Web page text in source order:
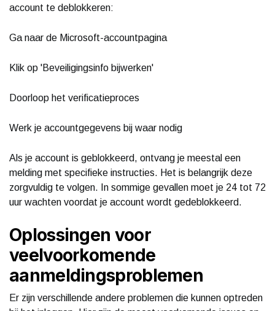
account te deblokkeren:
Ga naar de Microsoft-accountpagina
Klik op 'Beveiligingsinfo bijwerken'
Doorloop het verificatieproces
Werk je accountgegevens bij waar nodig
Als je account is geblokkeerd, ontvang je meestal een
melding met specifieke instructies. Het is belangrijk deze
zorgvuldig te volgen. In sommige gevallen moet je 24 tot 72
uur wachten voordat je account wordt gedeblokkeerd.
Oplossingen voor
veelvoorkomende
aanmeldingsproblemen
Er zijn verschillende andere problemen die kunnen optreden